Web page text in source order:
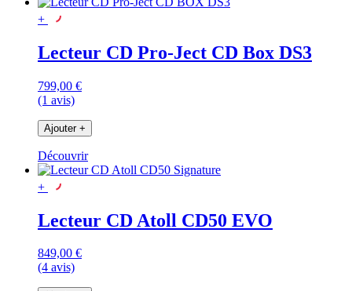
+
Lecteur CD Pro-Ject CD Box DS3
799,00 €
(1 avis)
Ajouter +
Découvrir
+
Lecteur CD Atoll CD50 EVO
849,00 €
(4 avis)